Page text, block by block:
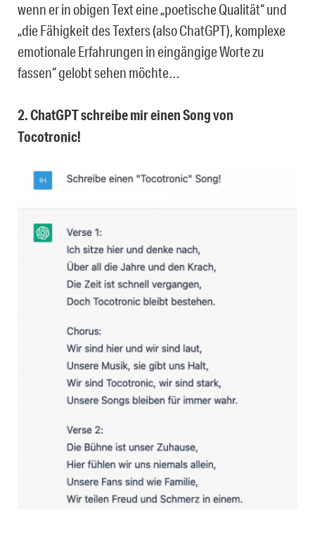
wenn er in obigen Text eine „poetische Qualität“ und
„die Fähigkeit des Texters (also ChatGPT), komplexe
emotionale Erfahrungen in eingängige Worte zu
fassen“ gelobt sehen möchte…
2. ChatGPT schreibe mir einen Song von
Tocotronic!